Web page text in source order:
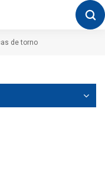
de torno